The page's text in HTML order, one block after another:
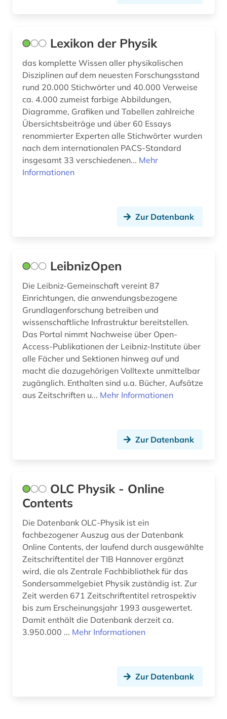
Lexikon der Physik
das komplette Wissen aller physikalischen
Disziplinen auf dem neuesten Forschungsstand
rund 20.000 Stichwörter und 40.000 Verweise
ca. 4.000 zumeist farbige Abbildungen,
Diagramme, Grafiken und Tabellen zahlreiche
Übersichtsbeiträge und über 60 Essays
renommierter Experten alle Stichwörter wurden
nach dem internationalen PACS-Standard
insgesamt 33 verschiedenen... Mehr
Informationen
Zur Datenbank
LeibnizOpen
Die Leibniz-Gemeinschaft vereint 87
Einrichtungen, die anwendungsbezogene
Grundlagenforschung betreiben und
wissenschaftliche Infrastruktur bereitstellen.
Das Portal nimmt Nachweise über Open-
Access-Publikationen der Leibniz-Institute über
alle Fächer und Sektionen hinweg auf und
macht die dazugehörigen Volltexte unmittelbar
zugänglich. Enthalten sind u.a. Bücher, Aufsätze
aus Zeitschriften u... Mehr Informationen
Zur Datenbank
OLC Physik - Online
Contents
Die Datenbank OLC-Physik ist ein
fachbezogener Auszug aus der Datenbank
Online Contents, der laufend durch ausgewählte
Zeitschriftentitel der TIB Hannover ergänzt
wird, die als Zentrale Fachbibliothek für das
Sondersammelgebiet Physik zuständig ist. Zur
Zeit werden 671 Zeitschriftentitel retrospektiv
bis zum Erscheinungsjahr 1993 ausgewertet.
Damit enthält die Datenbank derzeit ca.
3.950.000 ... Mehr Informationen
Zur Datenbank